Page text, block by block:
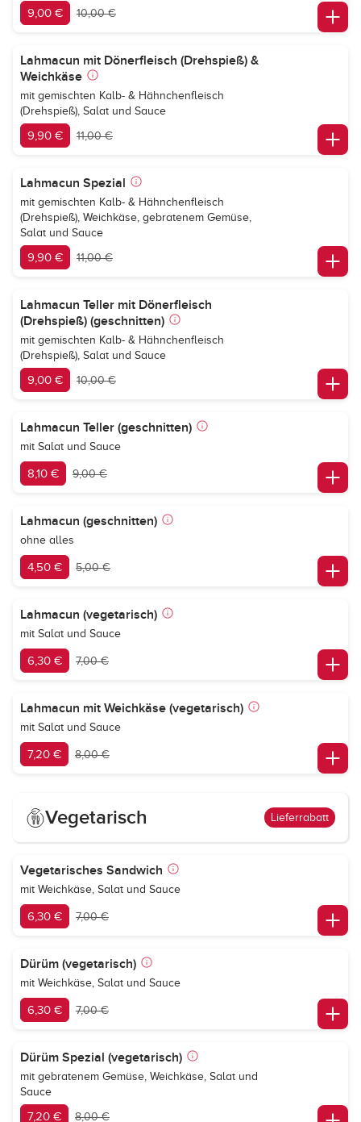
9,00 € 10,00 €
Lahmacun mit Dönerfleisch (Drehspieß) &
Weichkäse
mit gemischten Kalb- & Hähnchenfleisch
(Drehspieß), Salat und Sauce
9,90 € 11,00 €
Lahmacun Spezial
mit gemischten Kalb- & Hähnchenfleisch
(Drehspieß), Weichkäse, gebratenem Gemüse,
Salat und Sauce
9,90 € 11,00 €
Lahmacun Teller mit Dönerfleisch
(Drehspieß) (geschnitten)
mit gemischten Kalb- & Hähnchenfleisch
(Drehspieß), Salat und Sauce
9,00 € 10,00 €
Lahmacun Teller (geschnitten)
mit Salat und Sauce
8,10 € 9,00 €
Lahmacun (geschnitten)
ohne alles
4,50 € 5,00 €
Lahmacun (vegetarisch)
mit Salat und Sauce
6,30 € 7,00 €
Lahmacun mit Weichkäse (vegetarisch)
mit Salat und Sauce
7,20 € 8,00 €
Vegetarisch Lieferrabatt
Vegetarisches Sandwich
mit Weichkäse, Salat und Sauce
6,30 € 7,00 €
Dürüm (vegetarisch)
mit Weichkäse, Salat und Sauce
6,30 € 7,00 €
Dürüm Spezial (vegetarisch)
mit gebratenem Gemüse, Weichkäse, Salat und
Sauce
7,20 € 8,00 €